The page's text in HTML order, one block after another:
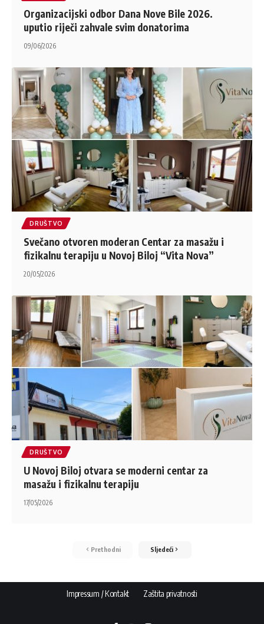
Organizacijski odbor Dana Nove Bile 2026.
uputio riječi zahvale svim donatorima
09/06/2026
DRUŠTVO
Svečano otvoren moderan Centar za masažu i
fizikalnu terapiju u Novoj Biloj “Vita Nova”
20/05/2026
DRUŠTVO
U Novoj Biloj otvara se moderni centar za
masažu i fizikalnu terapiju
17/05/2026
Prethodni Sljedeći
Impressum / Kontakt Zaštita privatnosti